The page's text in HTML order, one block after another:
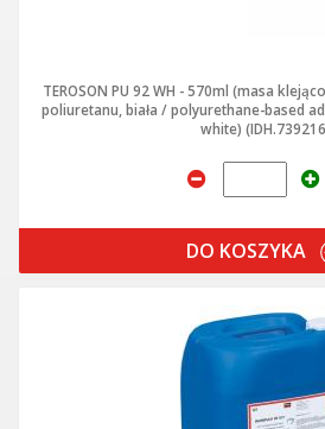
TEROSON PU 92 WH - 570ml (masa
poliuretanu, biała / polyurethane-based
white)
DO KOSZYKA